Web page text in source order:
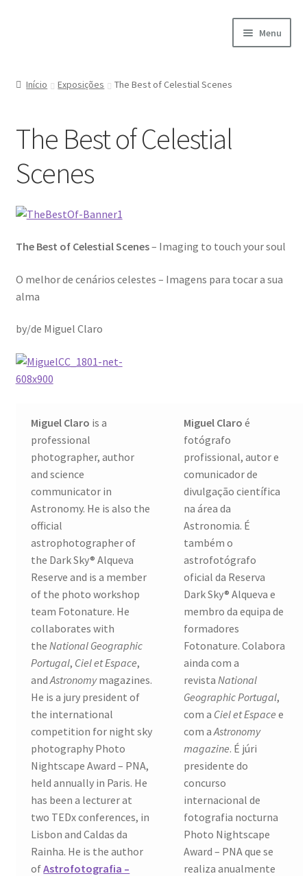
Menu
Encomendas
Carrinho
Checkout
Cookie Policy
Courses
Dicas
Dicas Photoshop
FEIRA DO LIVRO: Última semana da Campanha 50-15
Livros gratuitos de Fotografia
Patrocínio a DICAS DE FOTOGRAFIA
Teletrabalho e Ensino à distância
TOP 10
Video Dicas
e1b684ded3f4f5ced561f48734dab24c7032ee3b.html
Exposições
“Um Rio, Uma Serra”, de Manuel Justo Gardete
«FOTO | PHOTO PORTUGAL»
200 DIAS PARA DENTRO
About looking
Início Exposições The Best of Celestial Scenes
The Best of Celestial
Scenes
The Best of Celestial Scenes– Imaging to touch your soul
O melhor de cenários celestes – Imagens para tocar a sua
alma
by/de Miguel Claro
Miguel Claro is a
professional
photographer, author
and science
communicator in
Astronomy. He is also the
official
astrophotographer of
the Dark Sky® Alqueva
Reserve and is a member
of the photo workshop
team Fotonature. He
collaborates with
the National Geographic
Portugal, Ciel et Espace,
andAstronomymagazines.
He is a jury president of
the international
competition for night sky
photography Photo
Nightscape Award – PNA,
held annually in Paris. He
has been a lecturer at
two TEDx conferences, in
Lisbon and Caldas da
Rainha. He is the author
ofAstrofotografia –
Miguel Claro é
fotógrafo
profissional, autor e
comunicador de
divulgação científica
na área da
Astronomia. É
também o
astrofotógrafo
oficial da Reserva
Dark Sky® Alqueva e
membro da equipa de
formadores
Fotonature. Colabora
ainda com a
revista National
Geographic Portugal,
com a Ciel et Espace e
com aAstronomy
magazine. É júri
presidente do
concurso
internacional de
fotografia nocturna
Photo Nightscape
Award – PNA que se
realiza anualmente